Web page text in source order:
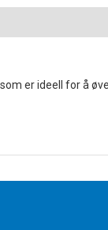
er ideell for å